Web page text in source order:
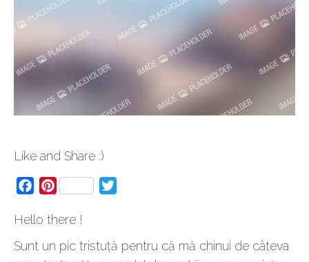
Like and Share :)
FacebookPinterest
Hello there !
Sunt un pic tristuță pentru că mă chinui de câteva